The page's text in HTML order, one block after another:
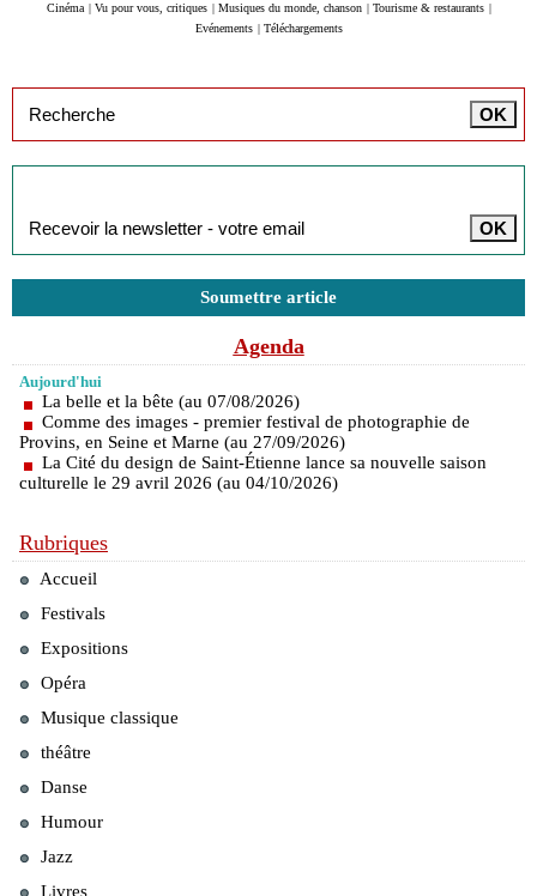
Cinéma
Vu pour vous, critiques Musiques du monde, chanson Tourisme & restaurants
Evénements
Téléchargements
Soumettre article
Agenda
Aujourd'hui
La belle et la bête (au 07/08/2026)
Comme des images - premier festival de photographie de
Provins, en Seine et Marne (au 27/09/2026)
La Cité du design de Saint-Étienne lance sa nouvelle saison
culturelle le 29 avril 2026 (au 04/10/2026)
Rubriques
Accueil
Festivals
Expositions
Opéra
Musique classique
théâtre
Danse
Humour
Jazz
Livres